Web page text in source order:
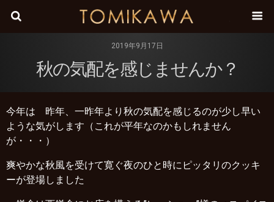
株式会
2019年9月17日
秋の気配を感じませんか？
今年は 昨年、一昨年より秋の気配を感じるのが少し早い
ような気がします（これが平年なのかもしれません
が・・・）
爽やかな秋風を受けて寛ぐ夜のひと時にピッタリのクッキ
ーが登場しました